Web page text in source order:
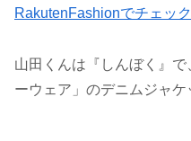
RakutenFashionでチェッ
山田くんは『しんぼく』
ーウェア」のデニムジャケ